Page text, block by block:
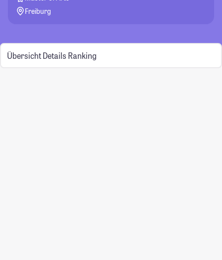
Freiburg
Übersicht Details Ranking